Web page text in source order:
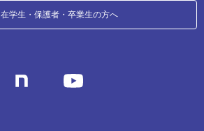
在学生・保護者・卒業生の方へ